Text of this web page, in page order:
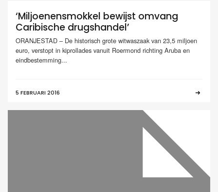
‘Miljoenensmokkel bewijst omvang
Caribische drugshandel’
ORANJESTAD – De historisch grote witwaszaak van 23,5 miljoen
euro, verstopt in kiprollades vanuit Roermond richting Aruba en
eindbestemming...
5 FEBRUARI 2016